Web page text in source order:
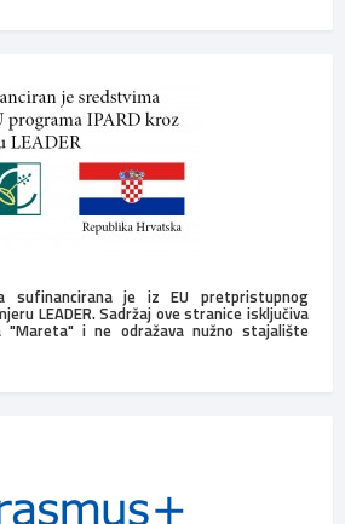
sufinancirana je iz EU pretpristupnog
LEADER. Sadržaj ove stranice isključiva
"Mareta" i ne odražava nužno stajalište